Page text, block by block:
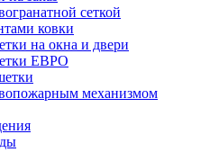
сеткой
ковки
на окна и двери
ЕВРО
механизмом